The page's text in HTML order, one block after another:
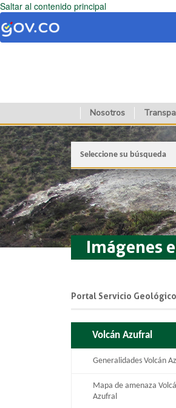
Saltar al contenido principal
Nosotros
Seleccione su búsqueda
Imágenes
Portal Servicio
Volcán Azufral
Generalidades Volcán
Mapa de amenaza
Azufral